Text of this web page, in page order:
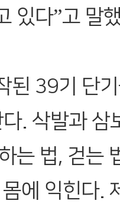
있다”고 말
39기 단
. 삭발과 삼
는 법, 걷는
에 익힌다.